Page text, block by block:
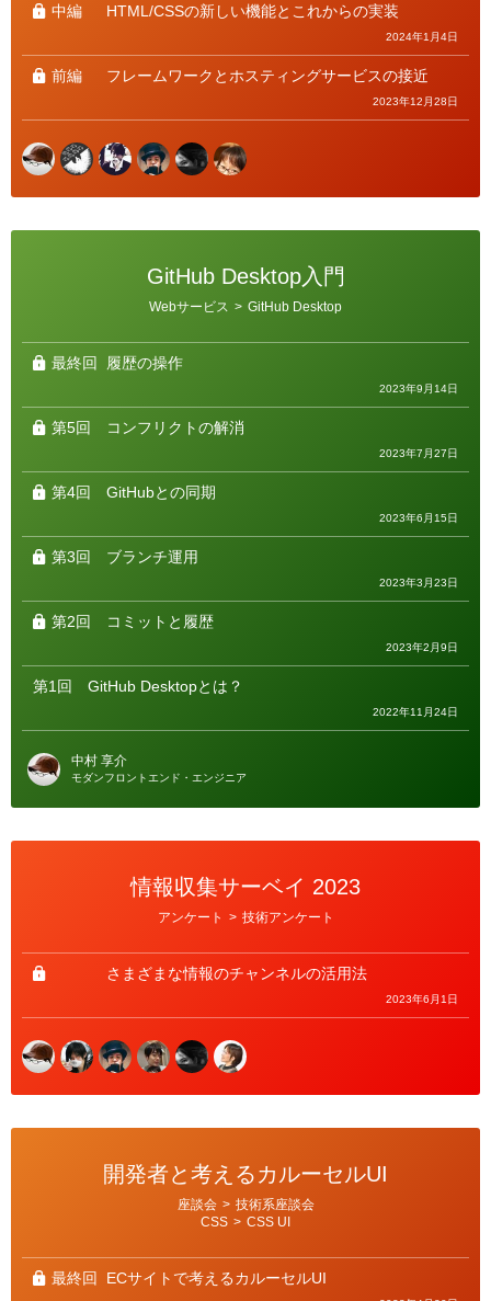
中編 HTML/CSSの新しい機能とこれからの実装
2024年1月4日
前編 フレームワークとホスティングサービスの接近
2023年12月28日
GitHub Desktop入門
リ
ー
Webサービス > GitHub Desktop
最終回 履歴の操作
2023年9月14日
第5回 コンフリクトの解消
2023年7月27日
第4回 GitHubとの同期
2023年6月15日
第3回 ブランチ運用
2023年3月23日
第2回 コミットと履歴
2023年2月9日
第1回 GitHub Desktopとは？
2022年11月24日
中村 享介
モダンフロントエンド・エンジニア
情報収集サーベイ 2023
リ
ー
アンケート > 技術アンケート
さまざまな情報のチャンネルの活用法
2023年6月1日
開発者と考えるカルーセルUI
ー
座談会 > 技術系座談会
CSS > CSS UI
最終回 ECサイトで考えるカルーセルUI